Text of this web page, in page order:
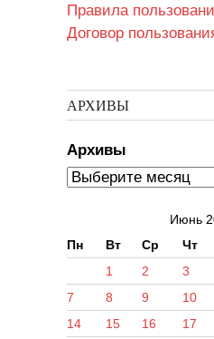
Правила
Договор
АРХИВЫ
Архивы
Июнь
Пн
Вт Ср Чт
1 2 3
7
8 9 10
14
15 16 17